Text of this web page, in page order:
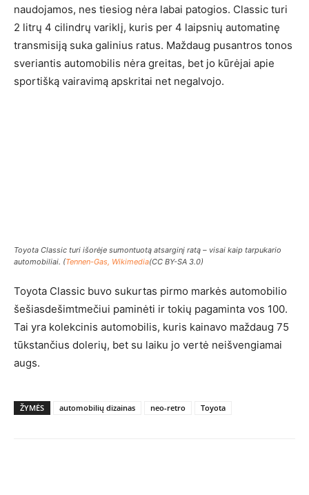
naudojamos, nes tiesiog nėra labai patogios. Classic turi
2 litrų 4 cilindrų variklį, kuris per 4 laipsnių automatinę
transmisiją suka galinius ratus. Maždaug pusantros tonos
sveriantis automobilis nėra greitas, bet jo kūrėjai apie
sportišką vairavimą apskritai net negalvojo.
Toyota Classic turi išorėje sumontuotą atsarginį ratą – visai kaip tarpukario
automobiliai. (Tennen-Gas, Wikimedia(CC BY-SA 3.0)
Toyota Classic buvo sukurtas pirmo markės automobilio
šešiasdešimtmečiui paminėti ir tokių pagaminta vos 100.
Tai yra kolekcinis automobilis, kuris kainavo maždaug 75
tūkstančius dolerių, bet su laiku jo vertė neišvengiamai
augs.
ŽYMĖS automobilių dizainas neo-retro Toyota